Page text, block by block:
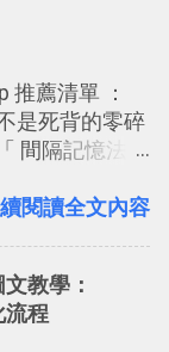
幫雲端硬碟
玩物上寫過
過了幾年前第
，但在這段時
出「 為什麼值
費專案管理軟
13 種工具
推薦清單 ：
是死背的零碎
間隔記憶法
舉例來說我今
變成相隔一
能把記憶強
閱讀全文內容
教學：
流程